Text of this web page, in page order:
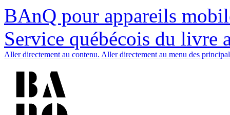
BAnQ pour appareils
Service québécois du livre
Aller directement au contenu. Aller directement au menu des